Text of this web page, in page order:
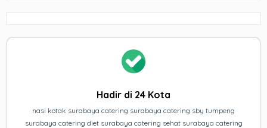
Hadir di 24 Kota
nasi kotak surabaya catering surabaya catering sby tumpeng
surabaya catering diet surabaya catering sehat surabaya catering